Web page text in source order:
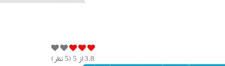
3.8از 5 ( 5نظر)